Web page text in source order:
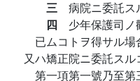
三 病院ニ委託ス
四 少年保護司ノ
已ムコトヲ得サル
又ハ矯正院ニ委託スル
第一項第一號乃至